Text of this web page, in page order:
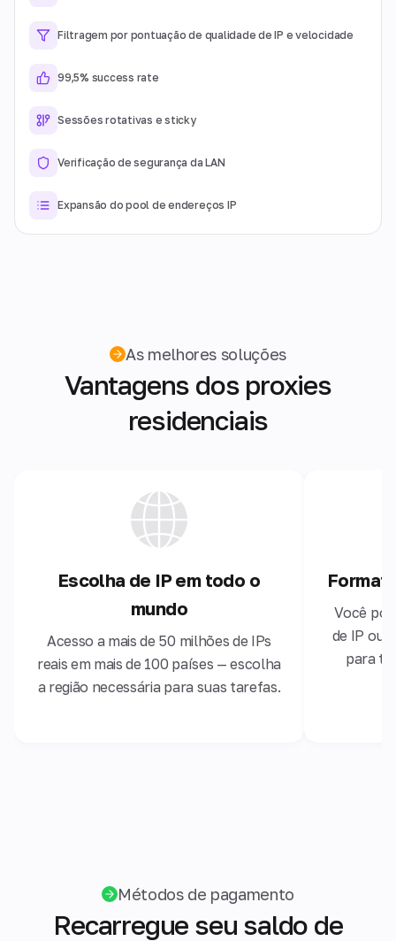
Filtragem por pontuação de qualidade de IP e velocidade
99,5% success rate
Sessões rotativas e sticky
Verificação de segurança da LAN
Expansão do pool de endereços IP
As melhores soluções
Vantagens dos proxies
residenciais
Escolha de IP em todo o
mundo
Acesso a mais de 50 milhões de IPs
reais em mais de 100 países — escolha
a região necessária para suas tarefas.
Você
de IP ou
para
Métodos de pagamento
Recarregue seu saldo de